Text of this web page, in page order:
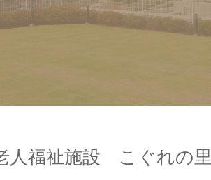
人福祉施設 こぐれの里